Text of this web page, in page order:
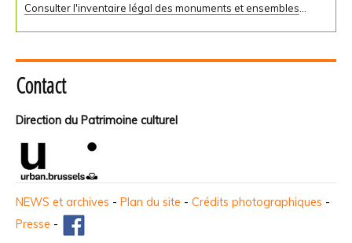
Consulter l'inventaire légal des monuments et ensembles
Contact
Direction du Patrimoine culturel
NEWS et archives - Plan du site - Crédits photographiques -
Presse -